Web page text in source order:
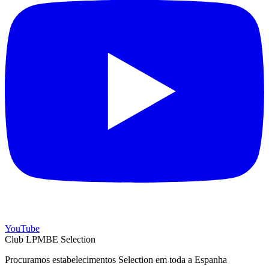
YouTube
Club LPMBE Selection
Procuramos estabelecimentos Selection em toda a Espanha